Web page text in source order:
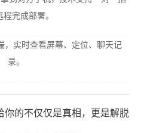
程完成部署。
，实时查看屏幕、定位、聊天记
录。
的不仅仅是真相，更是解脱